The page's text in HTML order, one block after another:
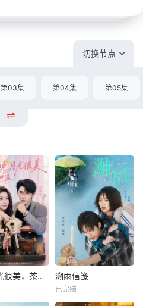
切换节点
第03集 第04集 第05集
今晚月光很美，茶香四溢 溯雨信笺
已完结